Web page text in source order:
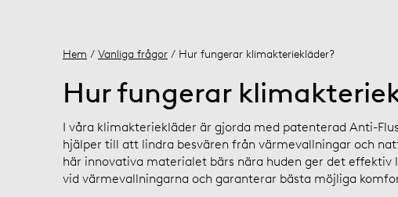
Hem / Vanliga frågor / Hur fungerar klimakteriekläder?
Hur fungerar
I våra klimakteriekläder är gjorda med patenterad Anti-
hjälper till att lindra besvären från värmevallningar och
här innovativa materialet bärs nära huden ger det effektiv
vid värmevallningarna och garanterar bästa möjliga